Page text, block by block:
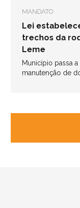
MANDATO
Lei
trechos da
Leme
Município passa
manutenção de